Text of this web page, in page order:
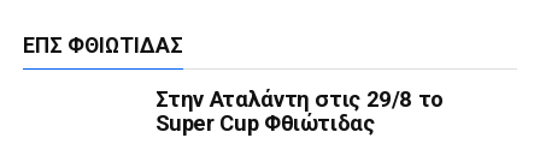
ΕΠΣ ΦΘΙΏΤΙΔΑΣ
Στην Αταλάντη στις 29/8 το
Super Cup Φθιώτιδας